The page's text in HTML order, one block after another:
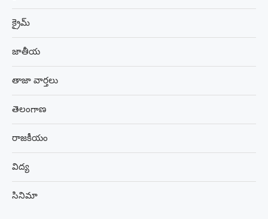
క్రైమ్
జాతీయ
తాజా వార్తలు
తెలంగాణ
రాజకీయం
విద్య
సినిమా